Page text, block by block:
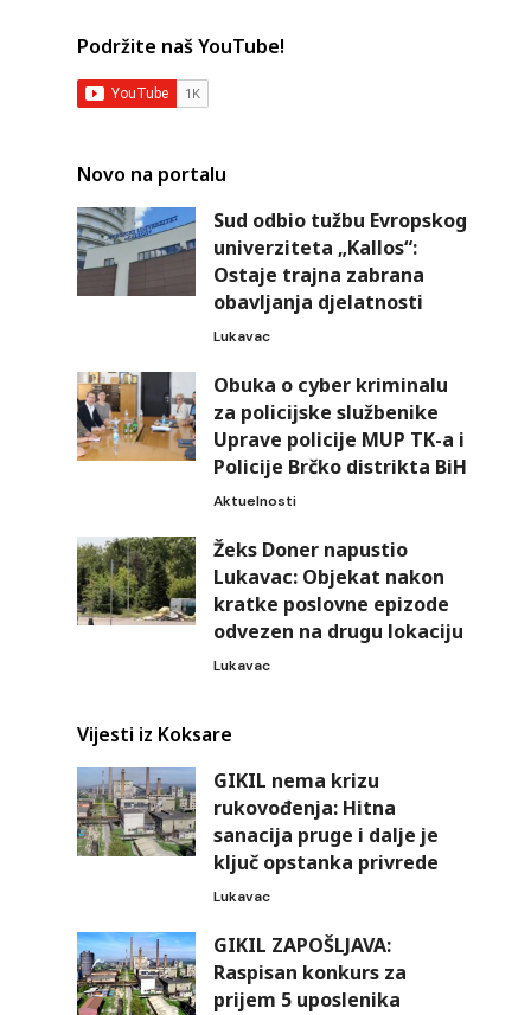
Podržite naš YouTube!
Novo na portalu
Sud odbio tužbu Evropskog
univerziteta „Kallos“:
Ostaje trajna zabrana
obavljanja djelatnosti
Lukavac
Obuka o cyber kriminalu
za policijske službenike
Uprave policije MUP TK-a i
Policije Brčko distrikta BiH
Aktuelnosti
Žeks Doner napustio
Lukavac: Objekat nakon
kratke poslovne epizode
odvezen na drugu lokaciju
Lukavac
Vijesti iz Koksare
GIKIL nema krizu
rukovođenja: Hitna
sanacija pruge i dalje je
ključ opstanka privrede
Lukavac
GIKIL ZAPOŠLJAVA:
Raspisan konkurs za
prijem 5 uposlenika